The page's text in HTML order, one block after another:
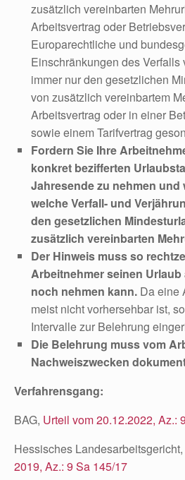
zusätzlich vereinbarten
Arbeitsvertrag oder
Europarechtliche und
Einschränkungen des Verfalls
immer nur den gesetzlichen
von zusätzlich vereinbartem
Arbeitsvertrag oder in einer
sowie einem Tarifvertrag
Fordern Sie Ihre
konkret bezifferten
Jahresende zu nehmen und
welche Verfall- und
den gesetzlichen
zusätzlich vereinbarten
Der Hinweis muss so
Arbeitnehmer seinen
noch nehmen kann. Da eine
meist nicht vorhersehbar ist,
Intervalle zur Belehrung
Die Belehrung muss vom
Nachweiszwecken
Verfahrensgang:
BAG, Urteil vom 20.12.2022, Az.:
Hessisches Landesarbeitsgericht,
2019, Az.: 9 Sa 145/17